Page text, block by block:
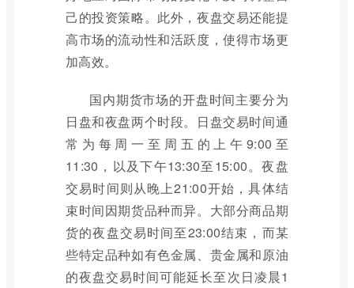
己的投资策略。此外，夜盘交易还能提
高市场的流动性和活跃度，使得市场更
加高效。
国内期货市场的开盘时间主要分为
日盘和夜盘两个时段。日盘交易时间通
常为每周一至周五的上午9:00至
11:30，以及下午13:30至15:00。夜盘
交易时间则从晚上21:00开始，具体结
束时间因期货品种而异。大部分商品期
货的夜盘交易时间至23:00结束，而某
些特定品种如有色金属、贵金属和原油
的夜盘交易时间可能延长至次日凌晨1